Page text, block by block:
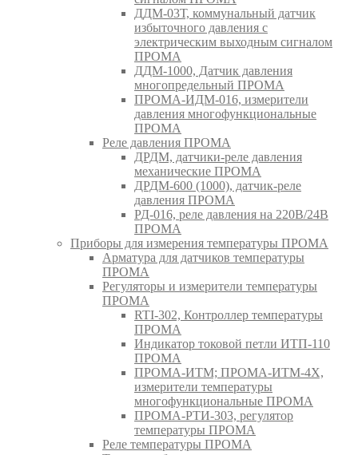
ДДМ-03Т, коммунальный датчик
избыточного давления с
электрическим выходным сигналом
ПРОМА
ДДМ-1000, Датчик давления
многопредельный ПРОМА
ПРОМА-ИДМ-016, измерители
давления многофункциональные
ПРОМА
Реле давления ПРОМА
ДРДМ, датчики-реле давления
механические ПРОМА
ДРДМ-600 (1000), датчик-реле
давления ПРОМА
РД-016, реле давления на 220В/24В
ПРОМА
Приборы для измерения температуры ПРОМА
Арматура для датчиков температуры
ПРОМА
Регуляторы и измерители температуры
ПРОМА
RTI-302, Контроллер температуры
ПРОМА
Индикатор токовой петли ИТП-110
ПРОМА
ПРОМА-ИТМ; ПРОМА-ИТМ-4Х,
измерители температуры
многофункциональные ПРОМА
ПРОМА-РТИ-303, регулятор
температуры ПРОМА
Реле температуры ПРОМА